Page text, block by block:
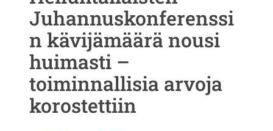
Juhannuskonferenssi
n kävijämäärä nousi
huimasti –
toiminnallisia arvoja
korostettiin